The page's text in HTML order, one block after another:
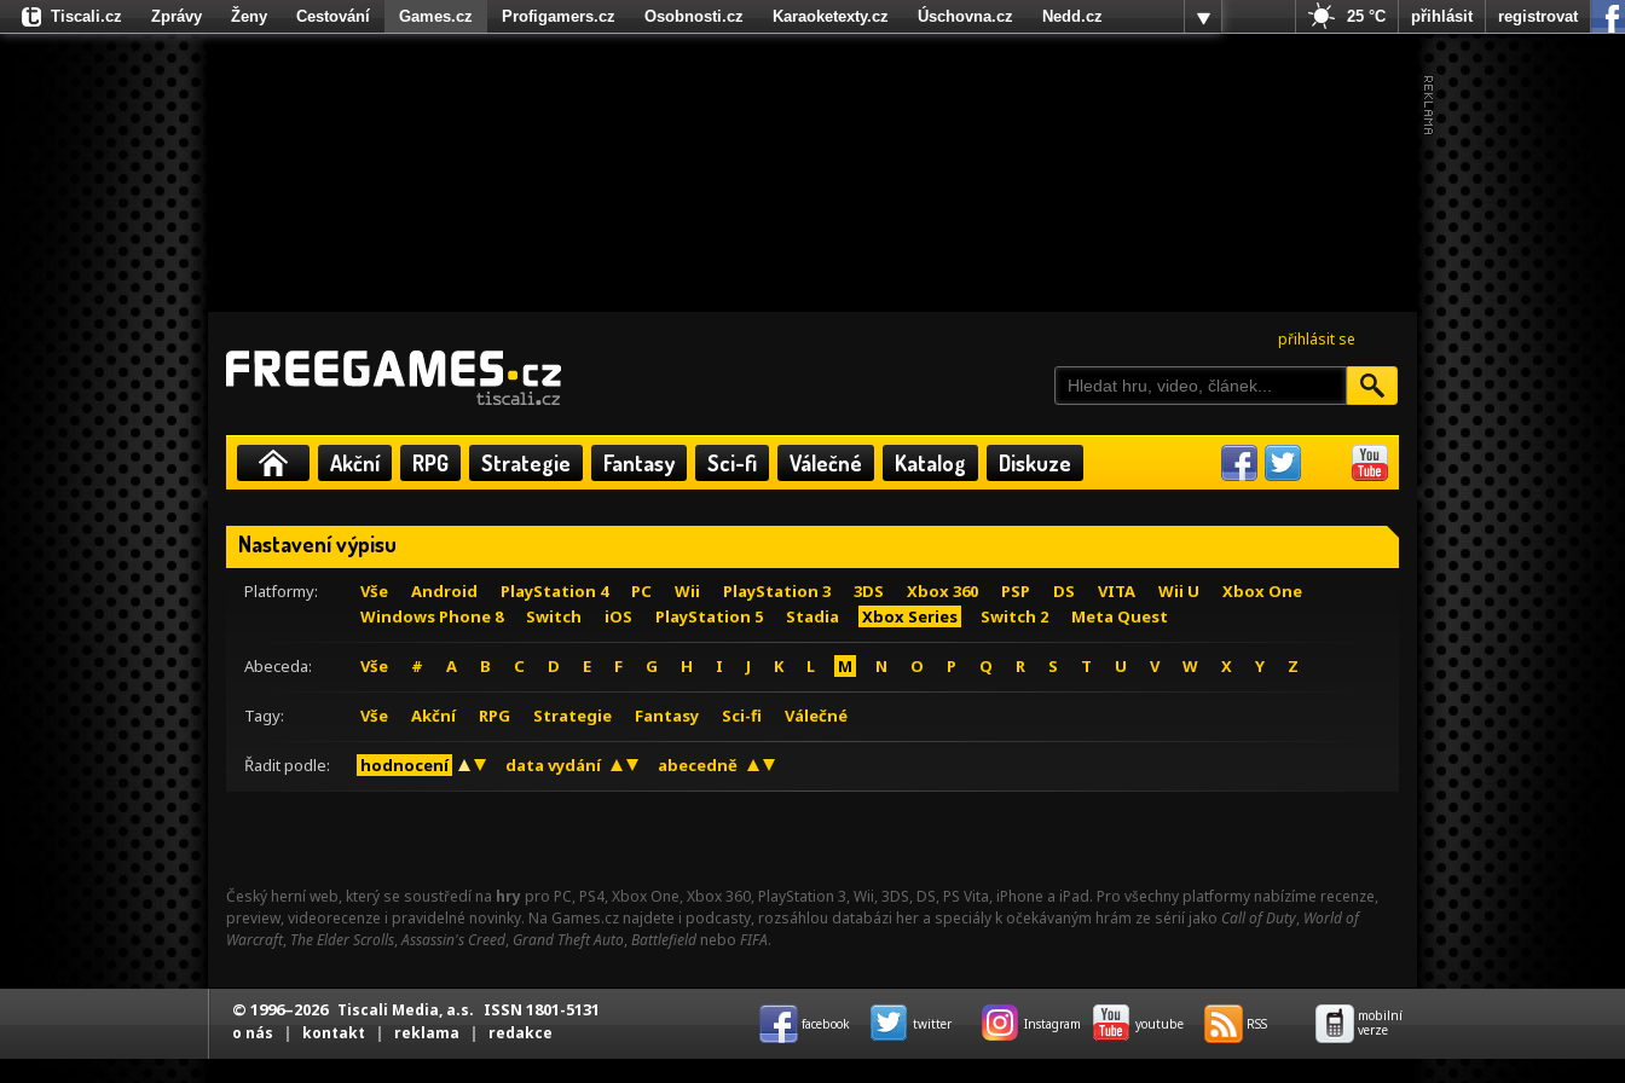
přihlásit se
Akční RPG Strategie Fantasy Sci-fi Válečné Katalog Diskuze
Nastavení výpisu
Platformy: Vše Android PlayStation 4 PC Wii PlayStation 3 3DS Xbox 360 PSP DS VITA Wii U
Xbox One
Windows Phone 8
Switch iOS PlayStation 5 Stadia Xbox Series Switch 2 Meta Quest
Abeceda: Vše # A B C D E F G H I J K L M N O P Q R S T U V W X Y Z
Tagy: Vše Akční RPG Strategie Fantasy Sci-fi Válečné
Řadit podle: hodnocení data vydání abecedně
Český herní web, který se soustředí na hry pro PC, PS4, Xbox One, Xbox 360, PlayStation 3, Wii, 3DS, DS, PS Vita, iPhone a iPad. Pro všechny platformy nabízíme recenze,
preview, videorecenze i pravidelné novinky. Na Games.cz najdete i podcasty, rozsáhlou databázi her a speciály k očekávaným hrám ze sérií jako Call of Duty, World of
Warcraft, The Elder Scrolls,Assassin's Creed, Grand Theft Auto, Battlefield nebo FIFA.
Tiscali.cz Zprávy Ženy Cestování Games.cz Profigamers.cz Osobnosti.cz Karaoketexty.cz Úschovna.cz
Nedd.cz
Fights.cz
25 °C přihlásit registrovat
© 1996–2026 Tiscali Media, a.s. ISSN 1801-5131
o nás | kontakt | reklama | redakce facebook twitter Instagram youtube RSS
mobilní
verze